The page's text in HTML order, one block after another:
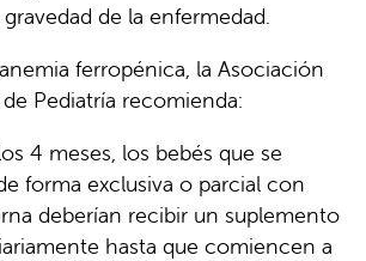
de la enfermedad.
ferropénica, la Asociación
Pediatría recomienda:
4 meses, los bebés que se
forma exclusiva o parcial con
deberían recibir un suplemento
hasta que comiencen a